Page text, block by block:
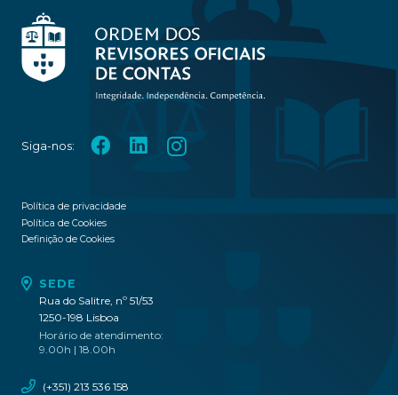
Siga-nos:
Política de privacidade
Política de Cookies
Definição de Cookies
SEDE
Rua do Salitre, nº 51/53
1250-198 Lisboa
Horário de atendimento:
9.00h | 18.00h
(+351) 213 536 158